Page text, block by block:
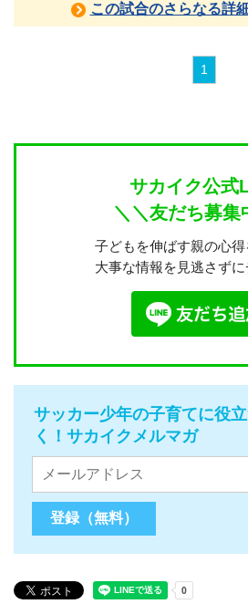
この試合のさらなる詳
1
サカイク公式
＼＼友だち募集
子どもを伸ばす親の心得
大事な情報を見逃さずに
サッカー少年の子育てに役
く！サカイクメルマガ